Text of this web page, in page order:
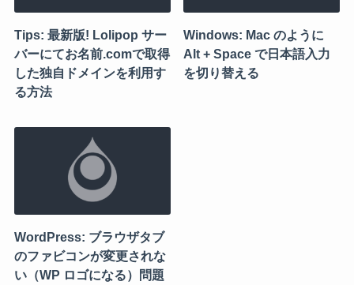
Tips: 最新版! Lolipop サー
バーにてお名前.comで取得
した独自ドメインを利用す
る方法
Windows: Mac のように
Alt + Space で日本語入力
を切り替える
WordPress: ブラウザタブ
のファビコンが変更されな
い（WP ロゴになる）問題